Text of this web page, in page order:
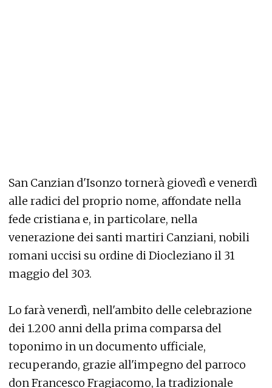
San Canzian d'Isonzo tornerà giovedì e venerdì
alle radici del proprio nome, affondate nella
fede cristiana e, in particolare, nella
venerazione dei santi martiri Canziani, nobili
romani uccisi su ordine di Diocleziano il 31
maggio del 303.
Lo farà venerdì, nell'ambito delle celebrazione
dei 1.200 anni della prima comparsa del
toponimo in un documento ufficiale,
recuperando, grazie all'impegno del parroco
don Francesco Fragiacomo, la tradizionale